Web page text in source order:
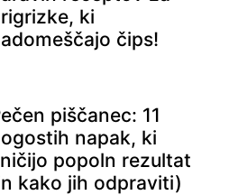
ki
čips!
piščanec: 11
napak, ki
popoln rezultat
kako jih odpraviti)